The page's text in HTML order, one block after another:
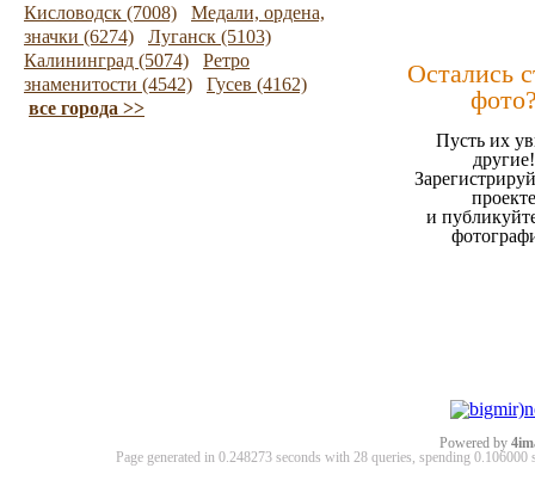
Кисловодск (7008)
Медали, ордена,
значки (6274)
Луганск (5103)
Калининград (5074)
Ретро
знаменитости (4542)
Гусев (4162)
все города >>
Остались
Пусть их
другие!
проекте
и
Powered by
Page generated in 0.248273 seconds with 28 queries, spending